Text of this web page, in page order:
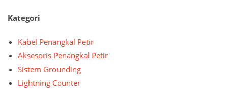
Kategori
Kabel Penangkal Petir
Aksesoris Penangkal Petir
Sistem Grounding
Lightning Counter